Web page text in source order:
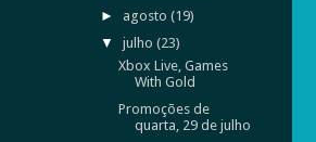
► agosto (19)
▼ julho (23)
Xbox Live, Games
With Gold
Promoções de
quarta, 29 de julho